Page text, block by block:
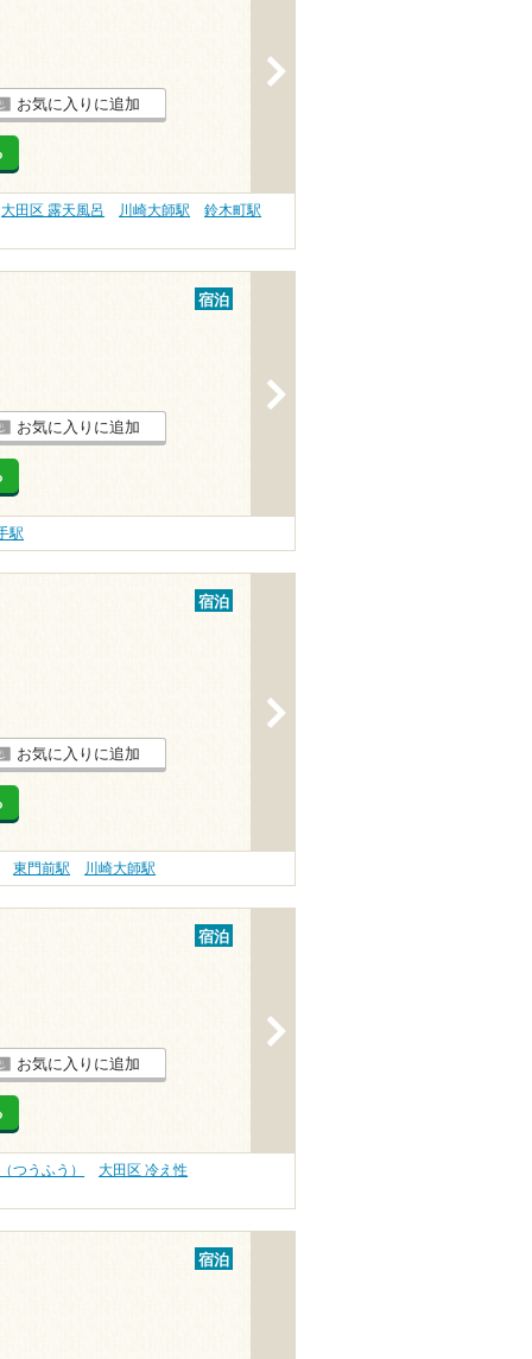
お気に入りに追加
大田区 露天風呂 川崎大師駅 鈴木町駅
宿泊
お気に入りに追加
駅
宿泊
お気に入りに追加
東門前駅 川崎大師駅
宿泊
お気に入りに追加
つうふう） 大田区 冷え性
宿泊